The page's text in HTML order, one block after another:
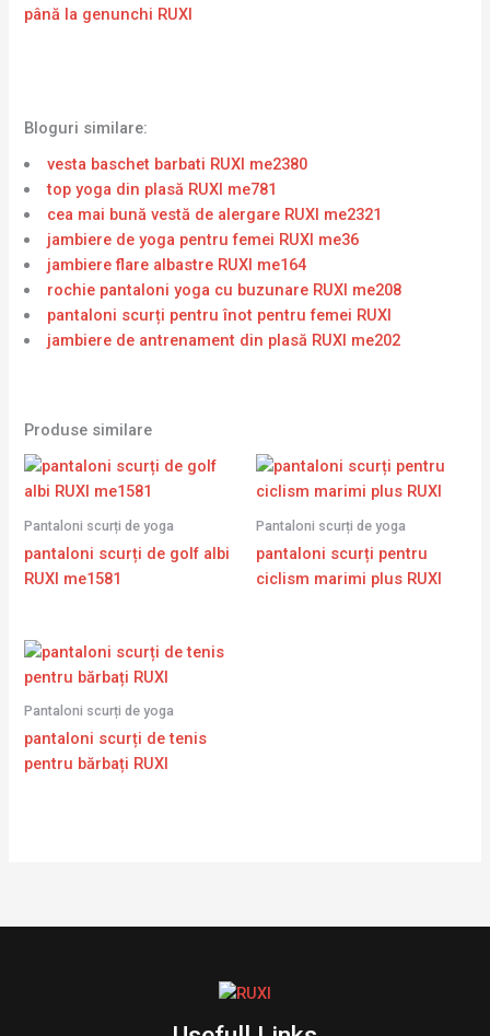
până la genunchi RUXI
Bloguri similare:
vesta baschet barbati RUXI me2380
top yoga din plasă RUXI me781
cea mai bună vestă de alergare RUXI me2321
jambiere de yoga pentru femei RUXI me36
jambiere flare albastre RUXI me164
rochie pantaloni yoga cu buzunare RUXI me208
pantaloni scurți pentru înot pentru femei RUXI
jambiere de antrenament din plasă RUXI me202
Produse similare
Pantaloni scurți de yoga
pantaloni scurți de golf albi
RUXI me1581
Pantaloni scurți de yoga
pantaloni scurți pentru
ciclism marimi plus RUXI
Pantaloni scurți de yoga
pantaloni scurți de tenis
pentru bărbați RUXI